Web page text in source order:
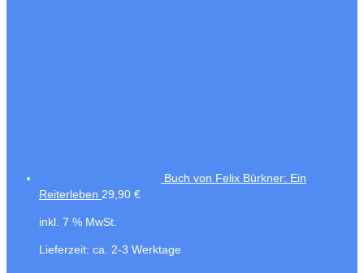
Buch von Felix Bürkner: Ein
Reiterleben 29,90 €
inkl. 7 % MwSt.
Lieferzeit: ca. 2-3 Werktage